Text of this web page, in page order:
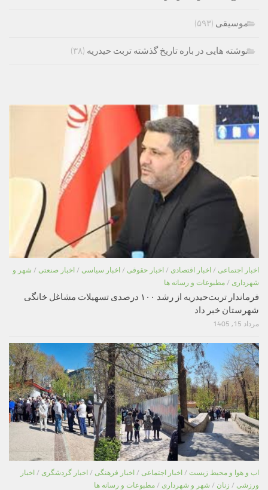
موسیقی (۵۹۳)
نوشته هایی در باره تاریخ گذشته تربت حیدریه (۳۸)
اخبار اجتماعی / اخبار اقتصادی / اخبار حقوقی / اخبار سیاسی / اخبار صنعتی / شهر و
شهرداری / مطبوعات و رسانه ها
فرماندار تربت‌حیدریه از رشد ۱۰۰ درصدی تسهیلات مشاغل خانگی
شهرستان خبر داد
مرداد 15, 1405
اب و هوا و محیط زیست / اخبار اجتماعی / اخبار فرهنگی / اخبار گردشگری / اخبار
ورزشی / زنان / شهر و شهرداری / مطبوعات و رسانه ها